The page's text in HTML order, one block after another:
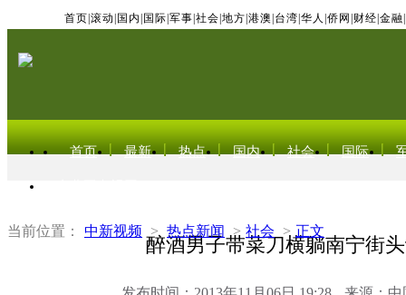
首页 滚动 国内 国际 军事 社会 地方 港澳 台湾 华人 侨网 财经 金融
首页 最新 热点 国内 社会 国际
当前位置： 中新视频 > 热点新闻 > 社会 > 正文
醉酒男子带菜刀横躺南宁街